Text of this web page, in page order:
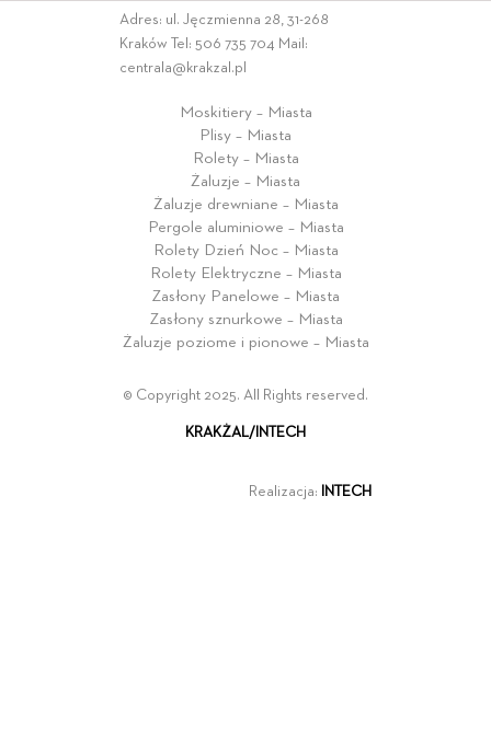
Adres: ul. Jęczmienna 28, 31-268
Kraków Tel: 506 735 704 Mail:
centrala@krakzal.pl
Moskitiery – Miasta
Plisy – Miasta
Rolety – Miasta
Żaluzje – Miasta
Żaluzje drewniane – Miasta
Pergole aluminiowe – Miasta
Rolety Dzień Noc – Miasta
Rolety Elektryczne – Miasta
Zasłony Panelowe – Miasta
Zasłony sznurkowe – Miasta
Żaluzje poziome i pionowe – Miasta
© Copyright 2025. All Rights reserved.
KRAKŻAL/INTECH
Realizacja: INTECH